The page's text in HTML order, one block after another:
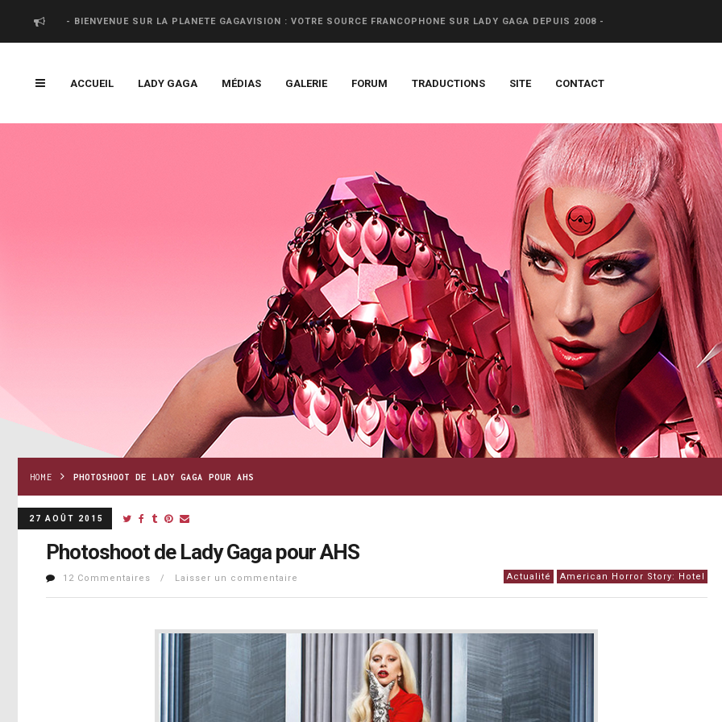
- BIENVENUE SUR LA PLANETE GAGAVISION : VOTRE SOURCE FRANCOPHONE SUR LADY GAGA DEPUIS 2008 -
ACCUEIL LADY GAGA MÉDIAS GALERIE FORUM TRADUCTIONS SITE CONTACT
HOME PHOTOSHOOT DE LADY GAGA POUR AHS
27 AOÛT 2015
Photoshoot de Lady Gaga pour AHS
12 Commentaires / Laisser un commentaire Actualité American Horror Story: Hotel